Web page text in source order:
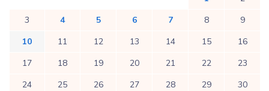
3
4 5 6 7 8
9
10
11 12 13 14 15
16
17
18 19 20 21 22
23
24
25 26 27 28 29
30